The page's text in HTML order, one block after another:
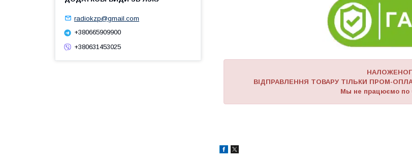
ВІДПРАВЛЕННЯ ТОВАРУ ТІЛЬКИ ПРОМ-
Мы не працюємо по
radiokzp@gmail.com
+380665909900
+380631453025